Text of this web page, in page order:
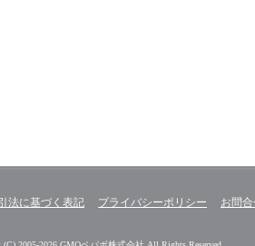
法に基づく表記 プライバシーポリシー お問